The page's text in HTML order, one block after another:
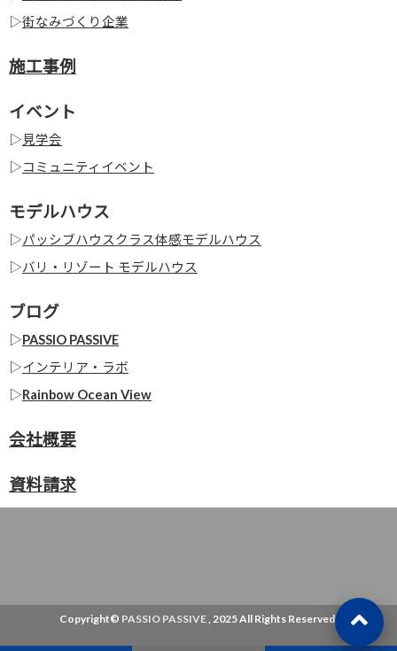
▷街なみづくり企業
施工事例
イベント
▷ 見学会
▷コミュニティイベント
モデルハウス
▷パッシブハウスクラス体感モデルハウス
▷バリ・リゾート モデルハウス
ブログ
▷PASSIO PASSIVE
▷インテリア・ラボ
▷Rainbow Ocean View
会社概要
資料請求
Copyright© PASSIO PASSIVE , 2025 All Rights Reserved.